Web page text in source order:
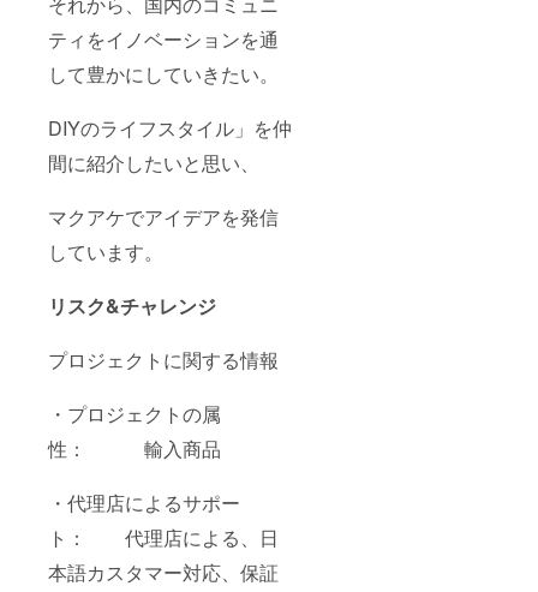
ティをイノベーションを通
して豊かにしていきたい。
DIYのライフスタイル」を仲
間に紹介したいと思い、
マクアケでアイデアを発信
しています。
リスク&チャレンジ
プロジェクトに関する情報
・プロジェクトの属
性： 輸入商品
・代理店によるサポー
ト： 代理店による、日
本語カスタマー対応、保証